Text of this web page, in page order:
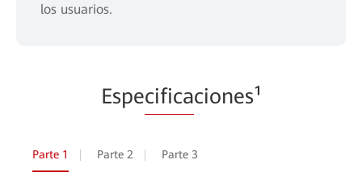
los usuarios.
Especificaciones¹
Parte 1 Parte 2 Parte 3